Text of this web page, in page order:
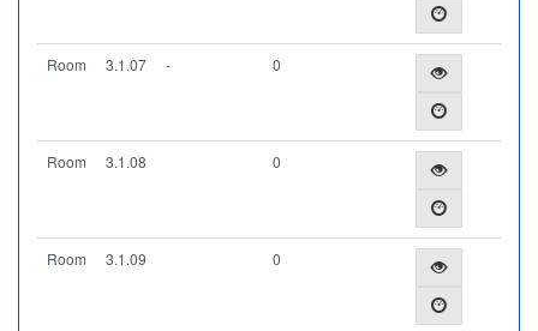
Room 3.1.07 - 0
Room 3.1.08 0
Room 3.1.09 0